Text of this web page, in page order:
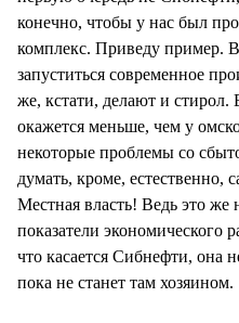
конечно, чтобы у нас был
комплекс. Приведу пример.
запуститься современное
же, кстати, делают и стирол.
окажется меньше, чем у
некоторые проблемы со
думать, кроме, естественно,
Местная власть! Ведь это же
показатели экономического
что касается Сибнефти, она
пока не станет там хозяином.